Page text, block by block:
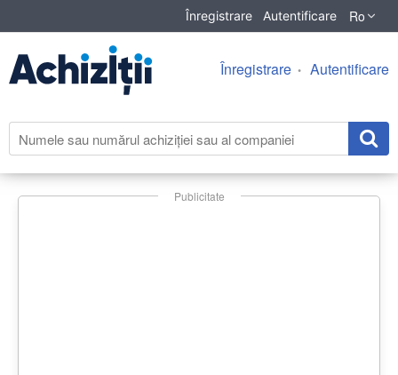
Înregistrare Autentificare Ro
Înregistrare Autentificare
Publicitate